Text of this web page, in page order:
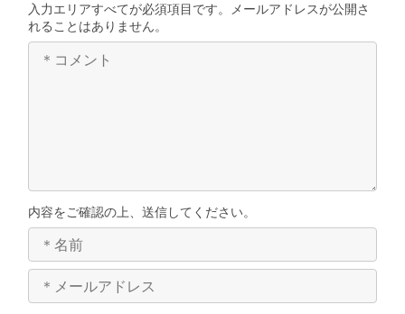
入力エリアすべてが必須項目です。メールアドレスが公開さ
れることはありません。
内容をご確認の上、送信してください。